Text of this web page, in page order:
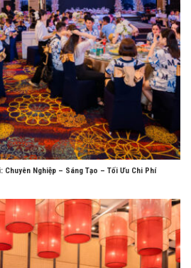
Chuyên Nghiệp – Sáng Tạo – Tối Ưu Chi Phí